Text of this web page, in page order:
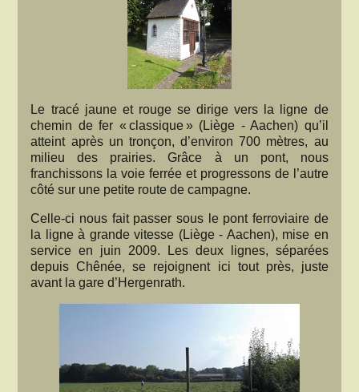
Le tracé jaune et rouge se dirige vers la ligne de
chemin de fer « classique » (Liège - Aachen) qu’il
atteint après un tronçon, d’environ 700 mètres, au
milieu des prairies. Grâce à un pont, nous
franchissons la voie ferrée et progressons de l’autre
côté sur une petite route de campagne.
Celle-ci nous fait passer sous le pont ferroviaire de
la ligne à grande vitesse (Liège - Aachen), mise en
service en juin 2009. Les deux lignes, séparées
depuis Chênée, se rejoignent ici tout près, juste
avant la gare d’Hergenrath.